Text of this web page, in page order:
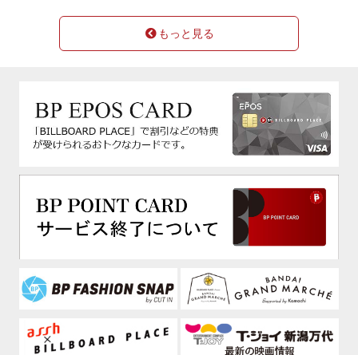
もっと見る